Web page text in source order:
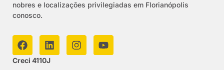
nobres e localizações privilegiadas em Florianópolis
conosco.
Creci 4110J